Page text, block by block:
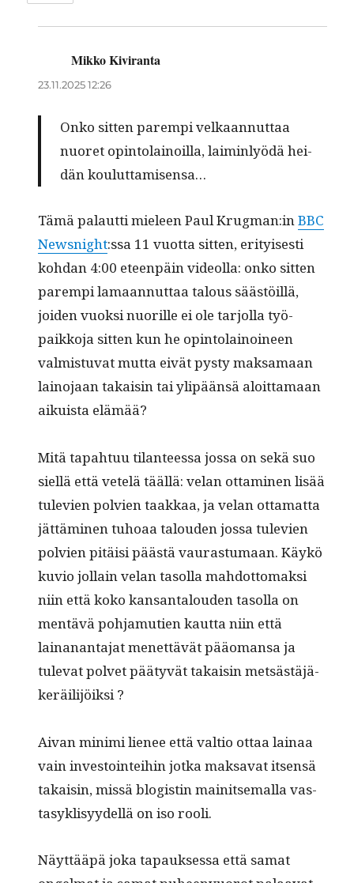
Mikko Kiviranta
23.11.2025 12:26
Onko sit­ten parem­pi velka­an­nut­taa
nuoret opin­to­lain­oil­la, laimin­lyödä hei­
dän kouluttamisensa…
Tämä palaut­ti mieleen Paul Krugman:inBBC
News­night:ssa 11 vuot­ta sit­ten, eri­tyis­es­ti
kohdan 4:00 eteen­päin vide­ol­la: onko sit­ten
parem­pi lamaan­nut­taa talous säästöil­lä,
joiden vuok­si nuo­rille ei ole tar­jol­la työ­
paikko­ja sit­ten kun he opin­to­lain­oi­neen
valmis­tu­vat mut­ta eivät pysty mak­samaan
lain­o­jaan takaisin tai ylipään­sä aloit­ta­maan
aikuista elämää?
Mitä tapah­tuu tilanteessa jos­sa on sekä suo
siel­lä että vetelä tääl­lä: velan otta­mi­nen lisää
tule­vien polvien taakkaa, ja velan otta­mat­ta
jät­tämi­nen tuhoaa talouden jos­sa tule­vien
polvien pitäisi päästä vauras­tu­maan. Käykö
kuvio jol­lain velan tasol­la mah­dot­tomak­si
niin että koko kansan­talouden tasol­la on
men­tävä poh­ja­mu­tien kaut­ta niin että
lainanan­ta­jat menet­tävät pääo­mansa ja
tule­vat pol­vet pää­tyvät takaisin metsästäjä-
keräilijöiksi ?
Aivan min­i­mi lie­nee että val­tio ottaa lainaa
vain investoin­tei­hin jot­ka mak­sa­vat itsen­sä
takaisin, mis­sä blo­gistin mainit­se­mal­la vas­
ta­syk­lisyy­del­lä on iso rooli.
Näyt­tääpä joka tapauk­ses­sa että samat